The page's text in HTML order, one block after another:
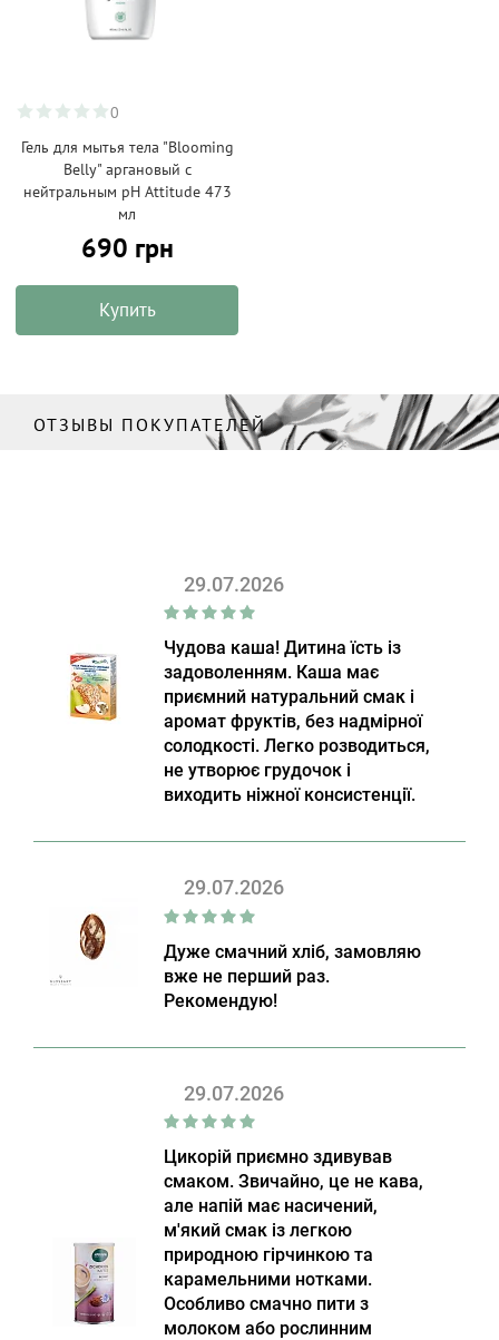
0
Гель для мытья тела "Blooming
Belly" аргановый с
нейтральным pH Attitude 473
мл
690 грн
Купить
ОТЗЫВЫ ПОКУПАТЕЛЕЙ
29.07.2026
Чудова каша! Дитина їсть із
задоволенням. Каша має
приємний натуральний смак і
аромат фруктів, без надмірної
солодкості. Легко розводиться,
не утворює грудочок і
виходить ніжної консистенції.
29.07.2026
Дуже смачний хліб, замовляю
вже не перший раз.
Рекомендую!
29.07.2026
Цикорій приємно здивував
смаком. Звичайно, це не кава,
але напій має насичений,
м'який смак із легкою
природною гірчинкою та
карамельними нотками.
Особливо смачно пити з
молоком або рослинним